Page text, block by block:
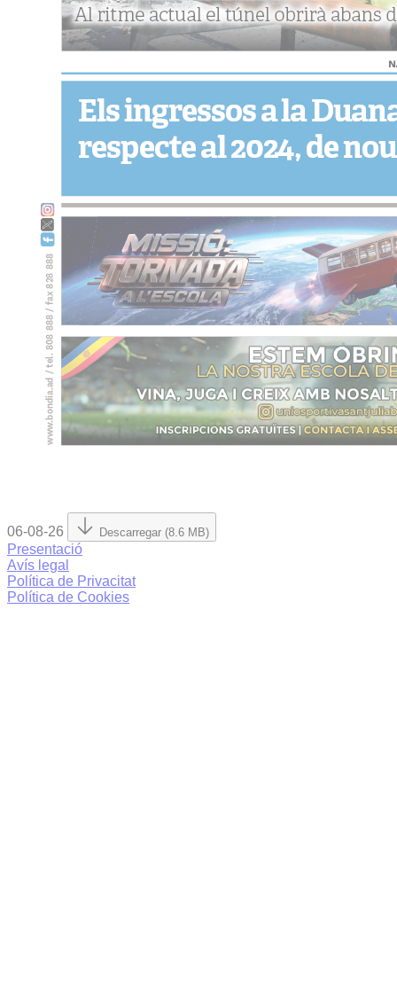
06-08-26 Descarregar (8.6 MB)
Presentació
Avís legal
Política de Privacitat
Política de Cookies